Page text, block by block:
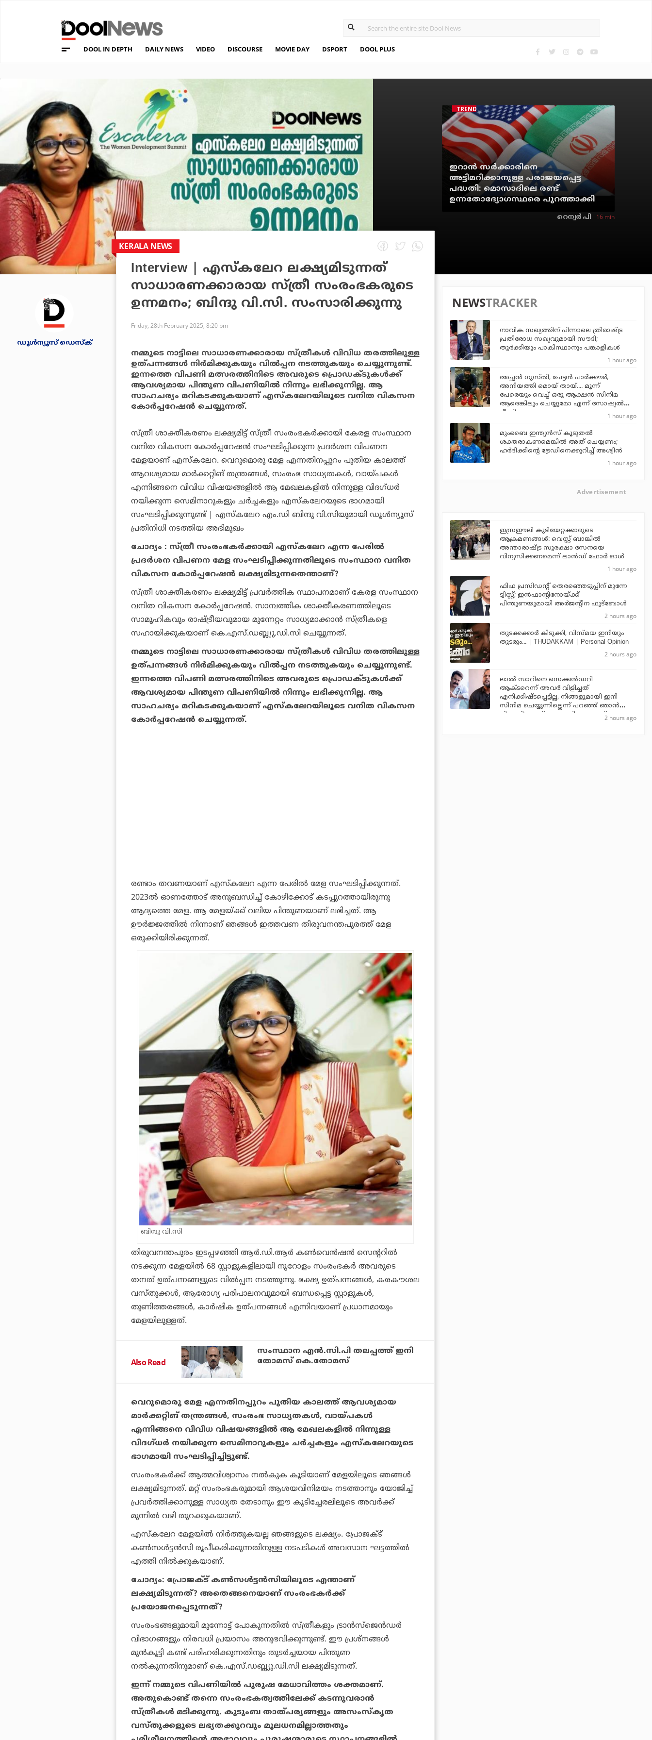
DOOL IN DEPTH DAILY NEWS VIDEO DISCOURSE MOVIE DAY DSPORT DOOL PLUS
TRENDING
ഇറാന്‍ സര്‍ക്കാരിനെ
അട്ടിമറിക്കാനുള്ള പരാജയപ്പെട്ട
പദ്ധതി: മൊസാദിലെ രണ്ട്
ഉന്നതോദ്യോഗസ്ഥരെ പുറത്താക്കി
റെന്വര്‍ പി 16 min
ഡൂള്‍ന്യൂസ് ഡെസ്‌ക്
KERALA NEWS
Interview | എസ്‌കലേറ ലക്ഷ്യമിടുന്നത്
സാധാരണക്കാരായ സ്ത്രീ സംരംഭകരുടെ
ഉന്നമനം; ബിന്ദു വി.സി. സംസാരിക്കുന്നു
Friday, 28th February 2025, 8:20 pm
നമ്മുടെ നാട്ടിലെ സാധാരണക്കാരായ സ്ത്രീകള്‍ വിവിധ തരത്തിലുള്ള
ഉത്പന്നങ്ങള്‍ നിര്‍മിക്കുകയും വില്‍പ്പന നടത്തുകയും ചെയ്യുന്നുണ്ട്.
ഇന്നത്തെ വിപണി മത്സരത്തിനിടെ അവരുടെ പ്രൊഡക്ടുകള്‍ക്ക്
ആവശ്യമായ പിന്തുണ വിപണിയില്‍ നിന്നും ലഭിക്കുന്നില്ല. ആ
സാഹചര്യം മറികടക്കുകയാണ് എസ്‌കലേറയിലൂടെ വനിത വികസന
കോര്‍പ്പറേഷന്‍ ചെയ്യുന്നത്.
സ്ത്രീ ശാക്തീകരണം ലക്ഷ്യമിട്ട് സ്ത്രീ സംരംഭകര്‍ക്കായി കേരള സംസ്ഥാന
വനിത വികസന കോര്‍പ്പറേഷന്‍ സംഘടിപ്പിക്കുന്ന പ്രദര്‍ശന വിപണന
മേളയാണ് എസ്‌കലേറ. വെറുമൊരു മേള എന്നതിനപ്പുറം പുതിയ കാലത്ത്
ആവശ്യമായ മാര്‍ക്കറ്റിങ് തന്ത്രങ്ങള്‍, സംരംഭ സാധ്യതകള്‍, വായ്പകള്‍
എന്നിങ്ങനെ വിവിധ വിഷയങ്ങളില്‍ ആ മേഖലകളില്‍ നിന്നുള്ള വിദഗ്ധര്‍
നയിക്കുന്ന സെമിനാറുകളും ചര്‍ച്ചകളും എസ്‌കലേറയുടെ ഭാഗമായി
സംഘടിപ്പിക്കുന്നുണ്ട് | എസ്‌കലേറ എം.ഡി ബിന്ദു വി.സിയുമായി ഡൂള്‍ന്യൂസ്
പ്രതിനിധി നടത്തിയ അഭിമുഖം
ചോദ്യം : സ്ത്രീ സംരംഭകര്‍ക്കായി എസ്‌കലേറ എന്ന പേരില്‍
പ്രദര്‍ശന വിപണന മേള സംഘടിപ്പിക്കുന്നതിലൂടെ സംസ്ഥാന വനിത
വികസന കോര്‍പ്പറേഷന്‍ ലക്ഷ്യമിടുന്നതെന്താണ്?
സ്ത്രീ ശാക്തീകരണം ലക്ഷ്യമിട്ട് പ്രവര്‍ത്തിക സ്ഥാപനമാണ് കേരള സംസ്ഥാന
വനിത വികസന കോര്‍പ്പറേഷന്‍. സാമ്പത്തിക ശാക്തീകരണത്തിലൂടെ
സാമൂഹികവും രാഷ്ട്രീയവുമായ മുന്നേറ്റം സാധ്യമാക്കാന്‍ സ്ത്രീകളെ
സഹായിക്കുകയാണ് കെ.എസ്.ഡബ്ല്യു.ഡി.സി ചെയ്യുന്നത്.
നമ്മുടെ നാട്ടിലെ സാധാരണക്കാരായ സ്ത്രീകള്‍ വിവിധ തരത്തിലുള്ള
ഉത്പന്നങ്ങള്‍ നിര്‍മിക്കുകയും വില്‍പ്പന നടത്തുകയും ചെയ്യുന്നുണ്ട്.
ഇന്നത്തെ വിപണി മത്സരത്തിനിടെ അവരുടെ പ്രൊഡക്ടുകള്‍ക്ക്
ആവശ്യമായ പിന്തുണ വിപണിയില്‍ നിന്നും ലഭിക്കുന്നില്ല. ആ
സാഹചര്യം മറികടക്കുകയാണ് എസ്‌കലേറയിലൂടെ വനിത വികസന
കോര്‍പ്പറേഷന്‍ ചെയ്യുന്നത്.
രണ്ടാം തവണയാണ് എസ്‌കലേറ എന്ന പേരില്‍ മേള സംഘടിപ്പിക്കുന്നത്.
2023ല്‍ ഓണത്തോട് അനുബന്ധിച്ച് കോഴിക്കോട് കടപ്പുറത്തായിരുന്നു
ആദ്യത്തെ മേള. ആ മേളയ്ക്ക് വലിയ പിന്തുണയാണ് ലഭിച്ചത്. ആ
ഊര്‍ജ്ജത്തില്‍ നിന്നാണ് ഞങ്ങള്‍ ഇത്തവണ തിരുവനന്തപുരത്ത് മേള
ഒരുക്കിയിരിക്കുന്നത്.
ബിന്ദു വി.സി
തിരുവനന്തപുരം ഇടപ്പഴഞ്ഞി ആര്‍.ഡി.ആര്‍ കണ്‍വെന്‍ഷന്‍ സെന്ററില്‍
നടക്കുന്ന മേളയില്‍ 68 സ്റ്റാളുകളിലായി നൂറോളം സംരംഭകര്‍ അവരുടെ
തനത് ഉത്പന്നങ്ങളുടെ വില്‍പ്പന നടത്തുന്നു. ഭക്ഷ്യ ഉത്പന്നങ്ങള്‍, കരകൗശല
വസ്തുക്കള്‍, ആരോഗ്യ പരിപാലനവുമായി ബന്ധപ്പെട്ട സ്റ്റാളുകള്‍,
തുണിത്തരങ്ങള്‍, കാര്‍ഷിക ഉത്പന്നങ്ങള്‍ എന്നിവയാണ് പ്രധാനമായും
മേളയിലുള്ളത്.
Also Read
സംസ്ഥാന എന്‍.സി.പി തലപ്പത്ത് ഇനി
തോമസ് കെ.തോമസ്
വെറുമൊരു മേള എന്നതിനപ്പുറം പുതിയ കാലത്ത് ആവശ്യമായ
മാര്‍ക്കറ്റിങ് തന്ത്രങ്ങള്‍, സംരംഭ സാധ്യതകള്‍, വായ്പകള്‍
എന്നിങ്ങനെ വിവിധ വിഷയങ്ങളില്‍ ആ മേഖലകളില്‍ നിന്നുള്ള
വിദഗ്ധര്‍ നയിക്കുന്ന സെമിനാറുകളും ചര്‍ച്ചകളും എസ്‌കലേറയുടെ
ഭാഗമായി സംഘടിപ്പിച്ചിട്ടുണ്ട്.
സംരംഭകര്‍ക്ക് ആത്മവിശ്വാസം നല്‍കുക കൂടിയാണ് മേളയിലൂടെ ഞങ്ങള്‍
ലക്ഷ്യമിടുന്നത്. മറ്റ് സംരംഭകരുമായി ആശയവിനിമയം നടത്താനും യോജിച്ച്
പ്രവര്‍ത്തിക്കാനുള്ള സാധ്യത തേടാനും ഈ കൂടിച്ചേരലിലൂടെ അവര്‍ക്ക്
മുന്നില്‍ വഴി തുറക്കുകയാണ്.
എസ്‌കലേറ മേളയില്‍ നിര്‍ത്തുകയല്ല ഞങ്ങളുടെ ലക്ഷ്യം. പ്രോജക്ട്
കണ്‍സള്‍ട്ടന്‍സി രൂപീകരിക്കുന്നതിനുള്ള നടപടികള്‍ അവസാന ഘട്ടത്തില്‍
എത്തി നില്‍ക്കുകയാണ്.
ചോദ്യം: പ്രോജക്ട് കണ്‍സള്‍ട്ടന്‍സിയിലൂടെ എന്താണ്
ലക്ഷ്യമിടുന്നത്? അതെങ്ങനെയാണ് സംരംഭകര്‍ക്ക്
പ്രയോജനപ്പെടുന്നത്?
സംരംഭങ്ങളുമായി മുന്നോട്ട് പോകുന്നതില്‍ സ്ത്രീകളും ട്രാന്‍സ്‌ജെന്‍ഡര്‍
വിഭാഗങ്ങളും നിരവധി പ്രയാസം അനുഭവിക്കുന്നുണ്ട്. ഈ പ്രശ്നങ്ങള്‍
മുന്‍കൂട്ടി കണ്ട് പരിഹരിക്കുന്നതിനും തുടര്‍ച്ചയായ പിന്തുണ
നല്‍കുന്നതിനുമാണ് കെ.എസ്.ഡബ്ല്യു.ഡി.സി ലക്ഷ്യമിടുന്നത്.
ഇന്ന് നമ്മുടെ വിപണിയില്‍ പുരുഷ മേധാവിത്തം ശക്തമാണ്.
അതുകൊണ്ട് തന്നെ സംരംഭകത്വത്തിലേക്ക് കടന്നുവരാന്‍
സ്ത്രീകള്‍ മടിക്കുന്നു. കുടുംബ താത്പര്യങ്ങളും അസംസ്‌കൃത
വസ്തുക്കളുടെ ലഭ്യതക്കുറവും മൂലധനമില്ലാത്തതും
NEWSTRACKER
നാവിക സഖ്യത്തിന് പിന്നാലെ ത്രിരാഷ്ട്ര
പ്രതിരോധ സഖ്യവുമായി സൗദി;
തുര്‍ക്കിയും പാകിസ്ഥാനും പങ്കാളികള്‍
1 hour ago
അച്ഛന്‍ ഗുസ്തി, ചേട്ടന്‍ പാര്‍ക്കൗര്‍,
അനിയത്തി മൊയ് തായ്.... മൂന്ന്
പേരെയും വെച്ച് ഒരു ആക്ഷന്‍ സിനിമ
ആരെങ്കിലും ചെയ്യുമോ എന്ന് സോഷ്യല്‍
മീഡിയ
1 hour ago
മുംബൈ ഇന്ത്യന്‍സ് കൂടുതല്‍
ശക്തരാകണമെങ്കില്‍ അത് ചെയ്യണം;
ഹര്‍ദിക്കിന്റെ ട്രേഡിനെക്കുറിച്ച് അശ്വിന്‍
1 hour ago
Advertisement
ഇസ്രഈലി കുടിയേറ്റക്കാരുടെ
ആക്രമണങ്ങള്‍: വെസ്റ്റ് ബാങ്കില്‍
അന്താരാഷ്ട്ര സുരക്ഷാ സേനയെ
വിന്യസിക്കണമെന്ന് ലാന്‍ഡ് ഫോര്‍ ഓള്‍
1 hour ago
ഫിഫ പ്രസിഡന്റ് തെരഞ്ഞെടുപ്പിന് മുന്നേ
ട്വിസ്റ്റ്; ഇന്‍ഫാന്റിനോയ്ക്ക്
പിന്തുണയുമായി അര്‍ജന്റീന ഫുട്‌ബോള്‍
2 hours ago
തുടക്കക്കാര്‍ കിടുക്കി, വിസ്മയ ഇനിയും
തുടരും... | THUDAKKAM | Personal Opinion
2 hours ago
ലാല്‍ സാറിനെ സെക്കന്‍ഡറി
ആക്ടറെന്ന് അവര്‍ വിളിച്ചത്
എനിക്കിഷ്ടപ്പെട്ടില്ല, നിങ്ങളുമായി ഇനി
സിനിമ ചെയ്യുന്നില്ലെന്ന് പറഞ്ഞ് ഞാന്‍
പിന്മാറി: ജൂഡ് ആന്തണി ജോസഫ്2 hours ago